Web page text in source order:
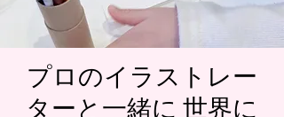
プロのイラストレー